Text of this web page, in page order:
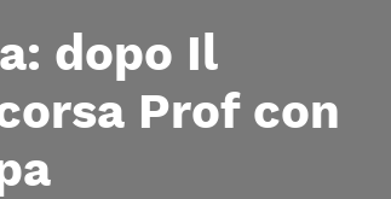
dopo Il
Prof con